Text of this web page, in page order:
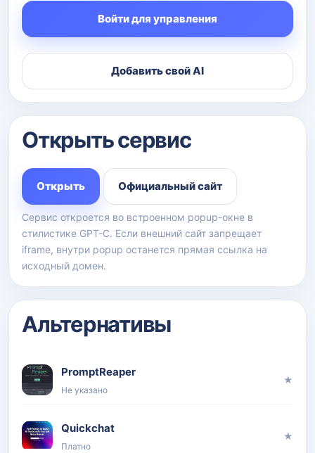
Войти для управления
Добавить свой AI
Открыть сервис
Открыть Официальный сайт
Сервис откроется во встроенном popup-окне в
стилистике GPT-C. Если внешний сайт запрещает
iframe, внутри popup останется прямая ссылка на
исходный домен.
Альтернативы
PromptReaper
Не указано
★
Quickchat
Платно
★